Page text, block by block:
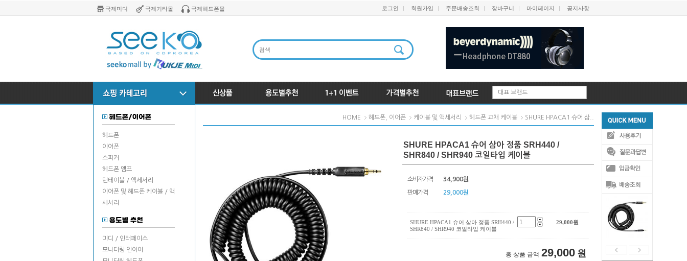
국제미디 국제기타몰 국제헤드폰몰 로그인 회원가입 주문배송조회 장바구니 마이페이지 공지사항
대표 브랜드
헤드폰
이어폰
스피커
헤드폰 앰프
턴테이블 / 액세서리
이어폰 및 헤드폰 케이블 / 액
세서리
미디 / 인터페이스
모니터링 인이어
HOME 헤드폰, 이어폰 케이블 및 액세서리 헤드폰 교채 케이블 SHURE HPACA1 슈어 삼..
SHURE HPACA1 슈어 삼아 정품 SRH440 /
SHR840 / SHR940 코일타입 케이블
소비자가격 34,900원
판매가격 29,000원
SHURE HPACA1 슈어 삼아 정품 SRH440 /
SHR840 / SHR940 코일타입 케이블
29,000원
총 상품 금액 29,000 원